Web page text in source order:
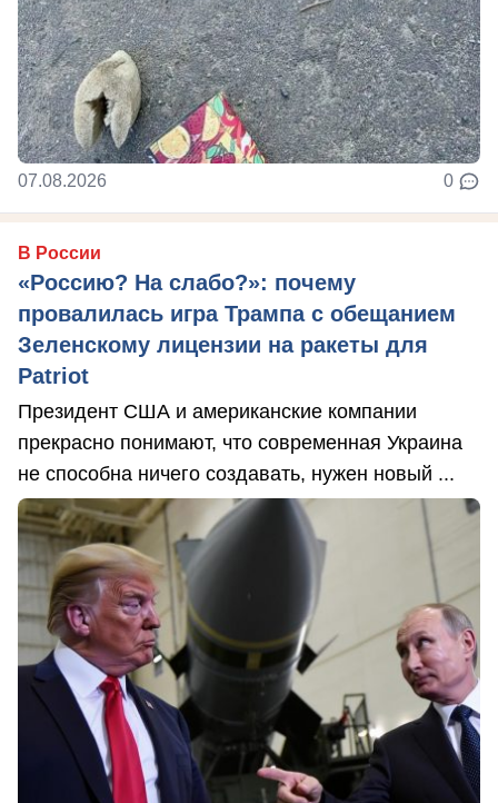
07.08.2026 0
В России
«Россию? На слабо?»: почему
провалилась игра Трампа с обещанием
Зеленскому лицензии на ракеты для
Patriot
Президент США и американские компании
прекрасно понимают, что современная Украина
не способна ничего создавать, нужен новый ...